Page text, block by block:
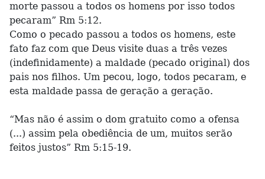
morte passou a todos os homens por isso todos
pecaram” Rm 5:12.
Como o pecado passou a todos os homens, este
fato faz com que Deus visite duas a três vezes
(indefinidamente) a maldade (pecado original) dos
pais nos filhos. Um pecou, logo, todos pecaram, e
esta maldade passa de geração a geração.
“Mas não é assim o dom gratuito como a ofensa
(...) assim pela obediência de um, muitos serão
feitos justos” Rm 5:15-19.